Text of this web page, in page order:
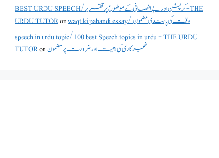
BEST URDU SPEECH/کرپشن اور بے انصافی کے موضوع پر تقریر - THE
URDU TUTORon
waqt ki pabandi essay/ وقت کی پابندی مضمون
speech in urdu topic/100 best Speech topics in urdu - THE URDU
TUTORonشجرکاری کی اہمیت اور ضرورت پر مضمون